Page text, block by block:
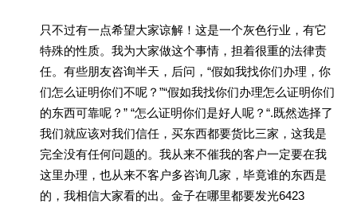
只不过有一点希望大家谅解！这是一个灰色行业，有它
特殊的性质。我为大家做这个事情，担着很重的法律责
任。有些朋友咨询半天，后问，“假如我找你们办理，你
们怎么证明你们不呢？”“假如我找你们办理怎么证明你们
的东西可靠呢？” “怎么证明你们是好人呢？“.既然选择了
我们就应该对我们信任，买东西都要货比三家，这我是
完全没有任何问题的。我从来不催我的客户一定要在我
这里办理，也从来不客户多咨询几家，毕竟谁的东西是
的，我相信大家看的出。金子在哪里都要发光6423